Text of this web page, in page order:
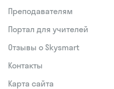
Преподавателям
Портал для учителей
Отзывы о Skysmart
Контакты
Карта сайта